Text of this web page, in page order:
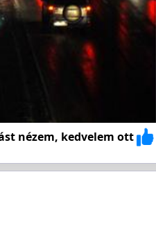
nézem, kedvelem ott